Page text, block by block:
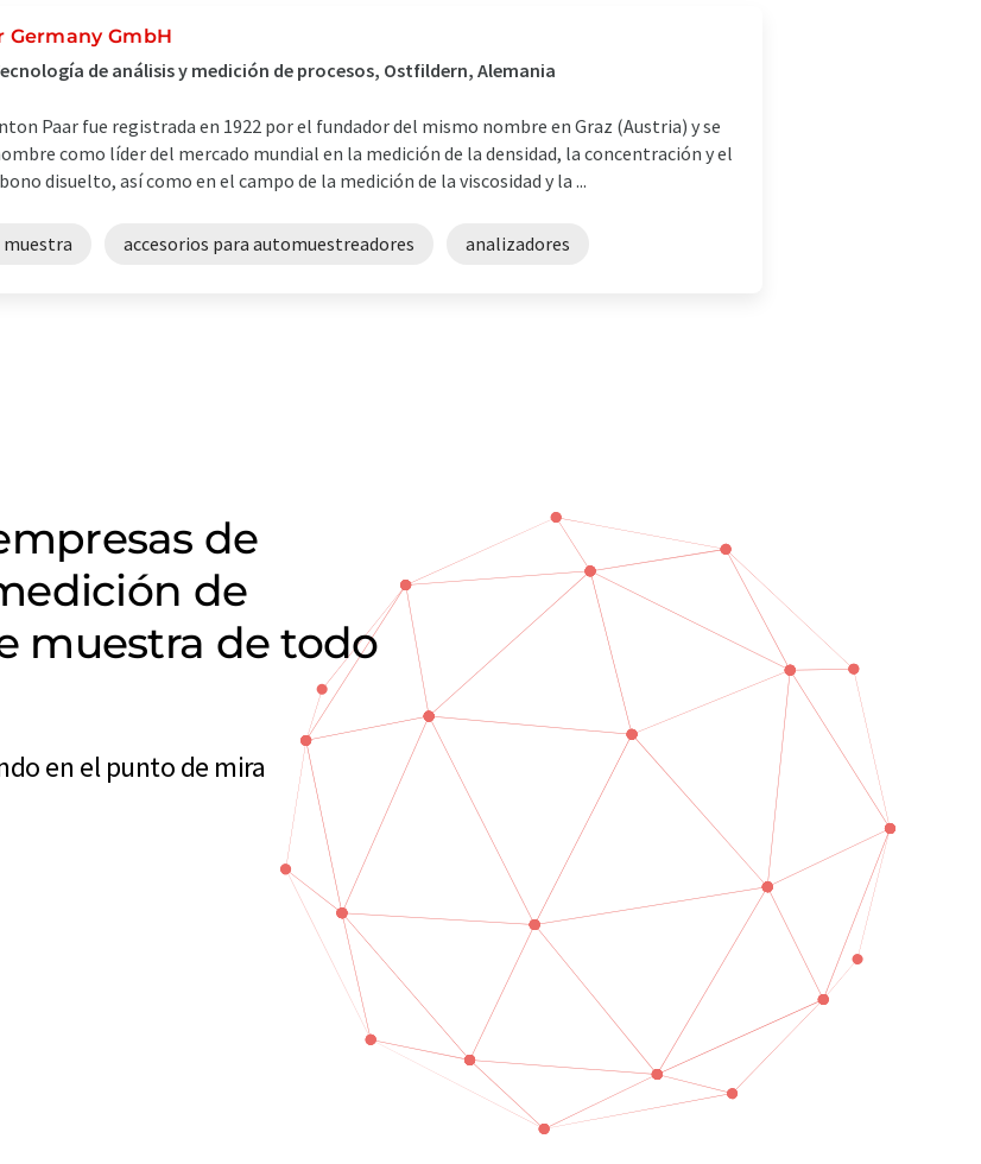
Germany GmbH
de análisis y medición de procesos, Ostfildern, Alemania
Paar fue registrada en 1922 por el fundador del mismo nombre en Graz (Austria) y se
como líder del mercado mundial en la medición de la densidad, la concentración y el
disuelto, así como en el campo de la medición de la viscosidad y la ...
accesorios para automuestreadores analizadores
de
de
muestra de todo
en el punto de mira